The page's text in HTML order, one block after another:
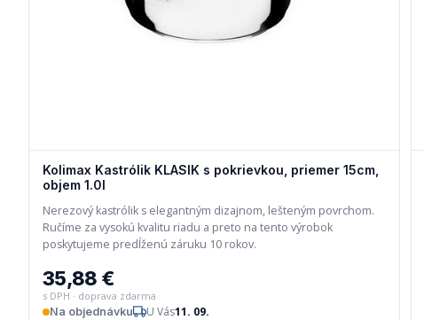
Kolimax Kastrólik KLASIK s pokrievkou, priemer 15cm,
objem 1.0l
Nerezový kastrólik s elegantným dizajnom, lešteným povrchom.
Ručíme za vysokú kvalitu riadu a preto na tento výrobok
poskytujeme predĺženú záruku 10 rokov.
35,88 €
s DPH · doprava zdarma
Na objednávku
U Vás11. 09.